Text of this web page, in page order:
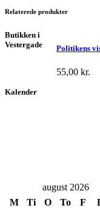
Relaterede produkter
Politikens
55,00 kr.
Butikken i
Vestergade
Kalender
august 2026
M
Ti O To F